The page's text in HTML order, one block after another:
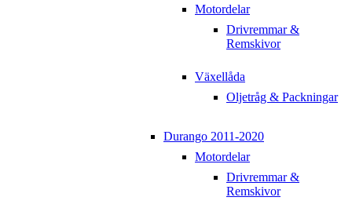
Motordelar
Drivremmar &
Remskivor
Växellåda
Oljetråg & Packningar
Durango 2011-2020
Motordelar
Drivremmar &
Remskivor